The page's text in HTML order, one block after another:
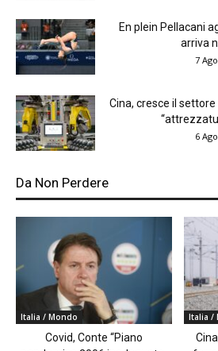
En plein Pellacani
arriva
7
Cina, cresce il
6
Da Non Perdere
Italia / Mondo
Covid, Conte “Piano
Italia /